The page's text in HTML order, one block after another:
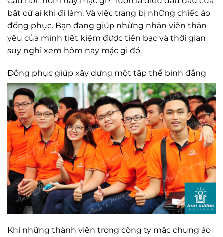
bất cứ ai khi đi làm. Và việc trang bị những chiếc áo
đồng phục. Bạn đang giúp những nhân viên thân
yêu của mình tiết kiệm được tiền bạc và thời gian
suy nghĩ xem hôm nay mặc gì đó.
Đồng phục giúp xây dựng một tập thể bình đẳng
Khi những thành viên trong công ty mặc chung áo